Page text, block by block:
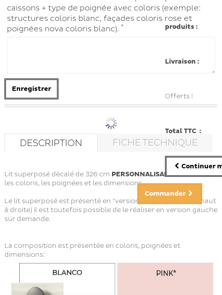
produits :
Livraison :
Offerts !
Total TTC :
Continuer
Commander
caissons + type de poignée avec coloris (exemple:
structures coloris blanc, façades coloris rose et
poignées nova coloris blanc). *
Enregistrer
DESCRIPTION FICHE TECHNIQUE
Lit superposé décalé de 326 cm PERSONNALISABLEsur
les coloris, les poignées et les dimensions.
Le lit superposé est présenté en "version droite" (avec le lit haut
à droite) il est toutefois possible de le réaliser en version gauche
sur demande.
La composition est présentée en coloris, poignées et
dimensions: